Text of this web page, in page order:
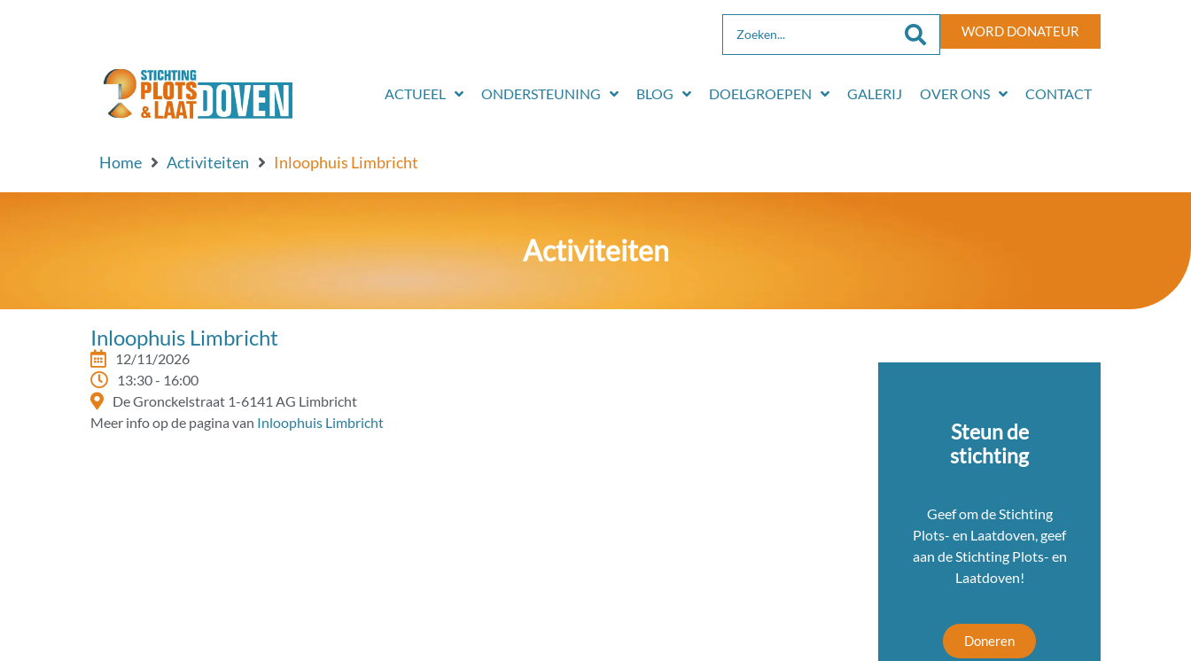
WORD DONATEUR
ACTUEEL ONDERSTEUNING BLOG DOELGROEPEN GALERIJ OVER ONS CONTACT
Home Activiteiten Inloophuis Limbricht
Activiteiten
Inloophuis Limbricht
12/11/2026
13:30 - 16:00
De Gronckelstraat 1-6141 AG Limbricht
Meer info op de pagina van Inloophuis Limbricht
Steun de
stichting
Geef om de Stichting
Plots- en Laatdoven, geef
aan de Stichting Plots- en
Laatdoven!
Doneren